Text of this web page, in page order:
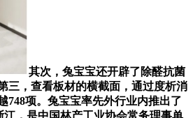
其次，兔宝宝还开辟了除醛抗菌
三，查看板材的横截面，通过度析消
748项。兔宝宝率先外行业内推出了
，是中国林产工业协会常务理事单